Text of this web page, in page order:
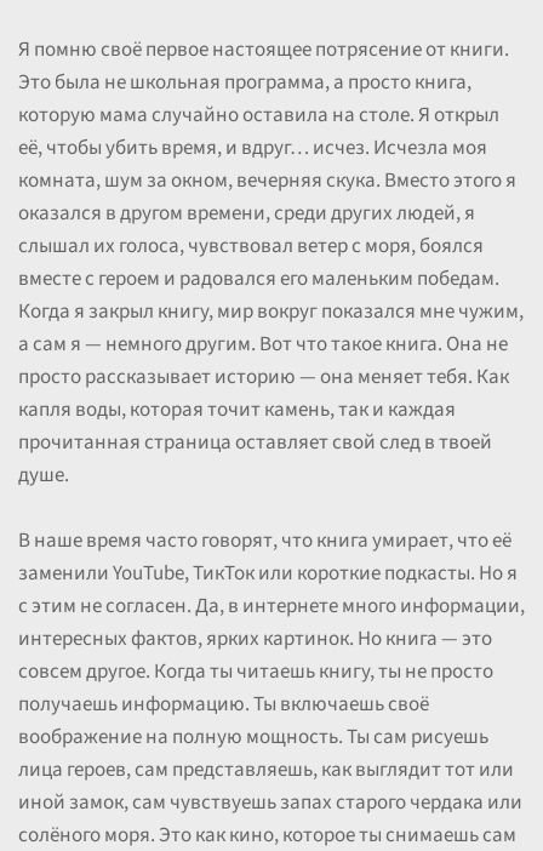
Я помню своё первое настоящее потрясение от книги.
Это была не школьная программа, а просто книга,
которую мама случайно оставила на столе. Я открыл
её, чтобы убить время, и вдруг… исчез. Исчезла моя
комната, шум за окном, вечерняя скука. Вместо этого я
оказался в другом времени, среди других людей, я
слышал их голоса, чувствовал ветер с моря, боялся
вместе с героем и радовался его маленьким победам.
Когда я закрыл книгу, мир вокруг показался мне чужим,
а сам я — немного другим. Вот что такое книга. Она не
просто рассказывает историю — она меняет тебя. Как
капля воды, которая точит камень, так и каждая
прочитанная страница оставляет свой след в твоей
душе.
В наше время часто говорят, что книга умирает, что её
заменили YouTube, ТикТок или короткие подкасты. Но я
с этим не согласен. Да, в интернете много информации,
интересных фактов, ярких картинок. Но книга — это
совсем другое. Когда ты читаешь книгу, ты не просто
получаешь информацию. Ты включаешь своё
воображение на полную мощность. Ты сам рисуешь
лица героев, сам представляешь, как выглядит тот или
иной замок, сам чувствуешь запах старого чердака или
солёного моря. Это как кино, которое ты снимаешь сам